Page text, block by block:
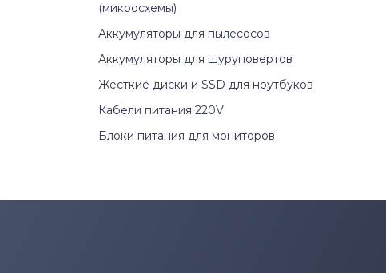
(микросхемы)
Аккумуляторы для пылесосов
Аккумуляторы для шуруповертов
Жесткие диски и SSD для ноутбуков
Кабели питания 220V
Блоки питания для мониторов